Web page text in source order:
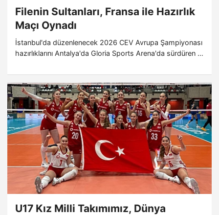
Filenin Sultanları, Fransa ile Hazırlık
Maçı Oynadı
İstanbul'da düzenlenecek 2026 CEV Avrupa Şampiyonası
hazırlıklarını Antalya'da Gloria Sports Arena'da sürdüren A
maçından 3-1 galip ayrıldı.
U17 Kız Milli Takımımız, Dünya